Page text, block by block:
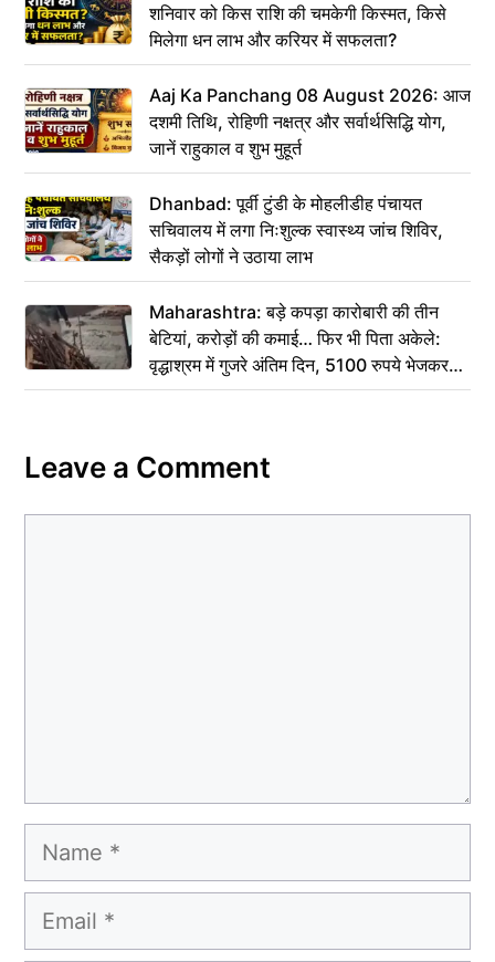
शनिवार को किस राशि की चमकेगी किस्मत, किसे
मिलेगा धन लाभ और करियर में सफलता?
Aaj Ka Panchang 08 August 2026: आज
दशमी तिथि, रोहिणी नक्षत्र और सर्वार्थसिद्धि योग,
जानें राहुकाल व शुभ मुहूर्त
Dhanbad: पूर्वी टुंडी के मोहलीडीह पंचायत
सचिवालय में लगा निःशुल्क स्वास्थ्य जांच शिविर,
सैकड़ों लोगों ने उठाया लाभ
Maharashtra: बड़े कपड़ा कारोबारी की तीन
बेटियां, करोड़ों की कमाई… फिर भी पिता अकेले:
वृद्धाश्रम में गुजरे अंतिम दिन, 5100 रुपये भेजकर
कहा– अंतिम संस्कार कर दीजिए हम नहीं आ पाएंगे
Leave a Comment
Name
Email